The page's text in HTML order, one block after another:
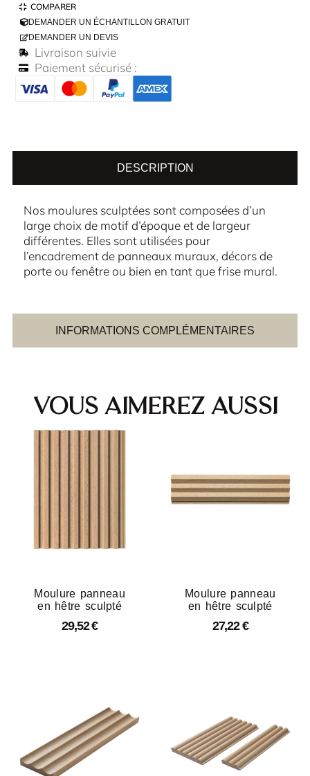
COMPARER
DEMANDER UN ÉCHANTILLON GRATUIT
DEMANDER UN DEVIS
Livraison suivie
Paiement sécurisé :
DESCRIPTION
INFORMATIONS COMPLÉMENTAIRES
Nos moulures sculptées sont composées d’un
large choix de motif d’époque et de largeur
différentes. Elles sont utilisées pour
l’encadrement de panneaux muraux, décors de
porte ou fenêtre ou bien en tant que frise mural.
Vous aimerez aussi
Moulure panneau
en hêtre sculpté
29,52€
Moulure panneau
en hêtre sculpté
27,22€